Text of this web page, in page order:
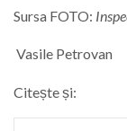
Sursa FOTO:
Vasile Petrovan
Citește și: